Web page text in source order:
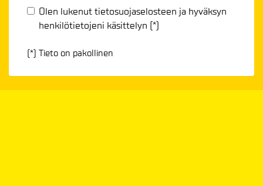
Olen lukenuttietosuojaselosteen ja hyväksyn
henkilötietojeni käsittelyn (*)
(*) Tieto on pakollinen